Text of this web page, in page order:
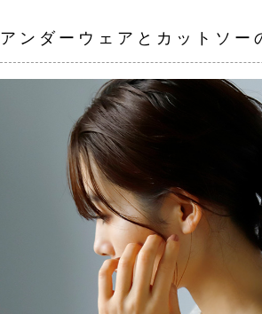
アンダーウェアとカットソー